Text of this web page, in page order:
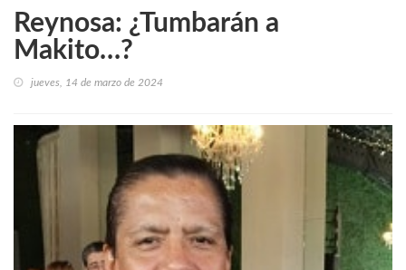
Reynosa: ¿Tumbarán a
Makito…?
jueves, 14 de marzo de 2024